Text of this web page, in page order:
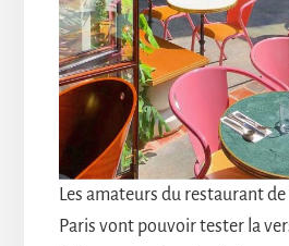
Les amateurs du restaurant
Paris vont pouvoir tester la